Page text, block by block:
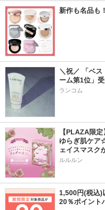
新作も名品も
＼祝／ 「ベス
ーム第1位」受
ランコム
【PLAZA限
ゆらぎ肌ケア
ェイスマスク
ルルルン
1,500円(税込)
20％ポイント